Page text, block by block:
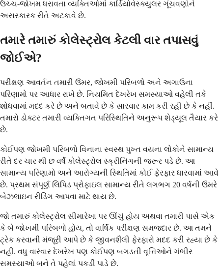
ઉચ્ચ-જોખમ ધરાવતા વ્યક્તિઓમાં કાર્ડિયોવેસ્ક્યુલર ગૂંચવણોને
અસરકારક રીતે અટકાવે છે.
તમારે તમારું કોલેસ્ટ્રોલ કેટલી વાર તપાસવું
જોઈએ?
પરીક્ષણ આવર્તન તમારી ઉંમર, જોખમી પરિબળો અને અગાઉના
પરિણામો પર આધાર રાખે છે. નિયમિત દેખરેખ સમસ્યાઓ વહેલી તકે
શોધવામાં મદદ કરે છે અને બતાવે છે કે સારવાર કામ કરી રહી છે કે નહીં.
તમારો ડોક્ટર તમારી વ્યક્તિગત પરિસ્થિતિને અનુરૂપ શેડ્યૂલ તૈયાર કરે
છે.
કોઈપણ જોખમી પરિબળો વિનાના સ્વસ્થ પુખ્ત વયના લોકોને સામાન્ય
રીતે દર ચાર થી છ વર્ષે કોલેસ્ટ્રોલ સ્ક્રીનિંગની જરૂર પડે છે. આ
સામાન્ય પરિણામો અને આરોગ્યની સ્થિતિમાં કોઈ ફેરફાર ધારવામાં આવે
છે. પ્રથમ સંપૂર્ણ લિપિડ પ્રોફાઇલ સામાન્ય રીતે લગભગ 20 વર્ષની ઉંમરે
બેઝલાઇન રીડિંગ આપવા માટે થાય છે.
જો તમારું કોલેસ્ટ્રોલ સીમારેખા પર ઊંચું હોય અથવા તમારી પાસે એક
કે બે જોખમી પરિબળો હોય, તો વાર્ષિક પરીક્ષણ સમજદાર છે. આ તમને
ટ્રેક કરવાની મંજૂરી આપે છે કે જીવનશૈલી ફેરફારો મદદ કરી રહ્યા છે કે
નહીં. વધુ વારંવાર દેખરેખ પણ કોઈપણ બગડતી વૃત્તિઓને ગંભીર
સમસ્યાઓ બને તે પહેલાં પકડી પાડે છે.